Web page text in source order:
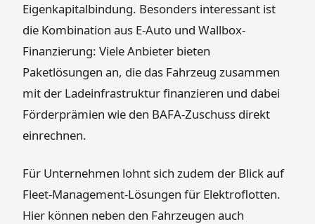
Eigenkapitalbindung. Besonders interessant ist
die Kombination aus E-Auto und Wallbox-
Finanzierung: Viele Anbieter bieten
Paketlösungen an, die das Fahrzeug zusammen
mit der Ladeinfrastruktur finanzieren und dabei
Förderprämien wie den BAFA-Zuschuss direkt
einrechnen.
Für Unternehmen lohnt sich zudem der Blick auf
Fleet-Management-Lösungen für Elektroflotten.
Hier können neben den Fahrzeugen auch